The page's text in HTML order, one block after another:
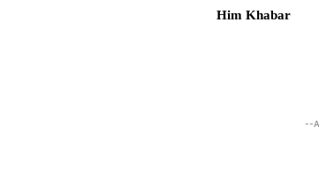
Him Khabar
--